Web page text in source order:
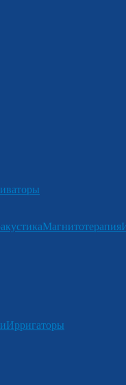
Магнитотерапия
Ирригаторы